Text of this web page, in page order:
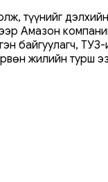
түүнийг
Амазон
жилийн турш